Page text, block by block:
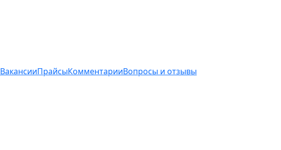
ВакансииПрайсыКомментарииВопросы и отзывы